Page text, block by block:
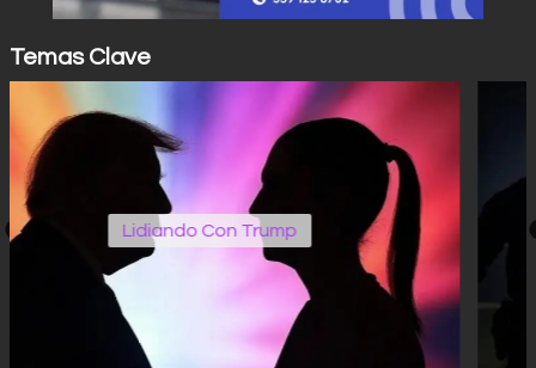
Temas Clave
Operativos Edomex